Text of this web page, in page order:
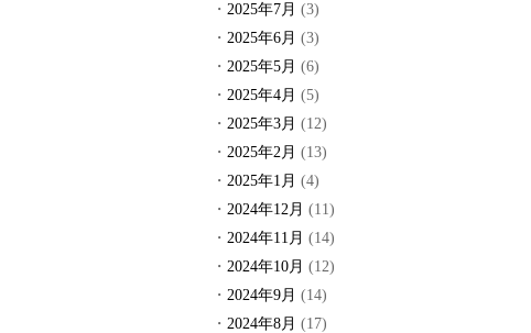
2025年7月 (3)
2025年6月 (3)
2025年5月 (6)
2025年4月 (5)
2025年3月 (12)
2025年2月 (13)
2025年1月 (4)
2024年12月 (11)
2024年11月 (14)
2024年10月 (12)
2024年9月 (14)
2024年8月 (17)